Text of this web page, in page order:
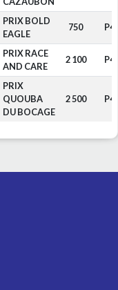
PRIX BOLD
EAGLE
750 P4
PRIX RACE
AND CARE
2 100 P4
PRIX
QUOUBA
DU BOCAGE
2 500 P4